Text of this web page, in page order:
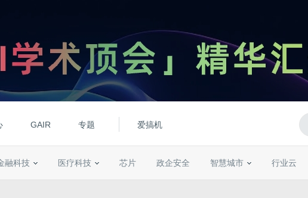
GAIR 专题 爱搞机
融科技 医疗科技 芯片 政企安全 智慧城市 行业云